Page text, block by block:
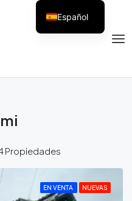
Propiedades
EN VENTA NUEVAS
Español